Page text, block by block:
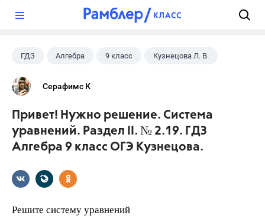
ГДЗ Алгебра 9 класс Кузнецова Л. В.
Серафимс К
Привет! Нужно решение. Система
уравнений. Раздел II. № 2.19. ГДЗ
Алгебра 9 класс ОГЭ Кузнецова.
Решите систему уравнений